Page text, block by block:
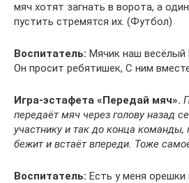
мяч хотят загнать в ворота, а
пустить стремятся их. (Футбол)
Воспитатель: Мячик наш
Он просит ребятишек, С ним
Игра-эстафета «Передай мяч».
передаёт мяч через голову назад
участнику и так до конца
бежит и встаёт впереди. Тоже
Воспитатель: Есть у меня